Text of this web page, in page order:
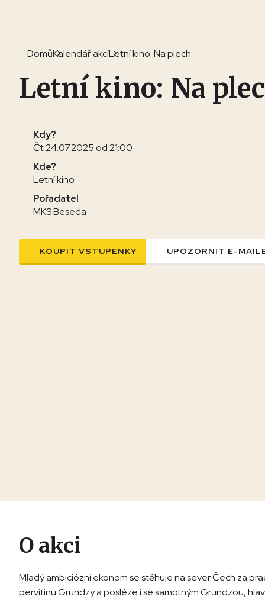
DomůKalendář akcíLetní kino: Na plech
Letní kino: Na
Kdy?
Čt 24.07.2025 od 21:00
Kde?
Letní kino
Pořadatel
MKS Beseda
KOUPIT VSTUPENKY UPOZORNIT E-
O akci
Mladý ambiciózní ekonom se stěhuje na sever Čech za
pervitinu Grundzy a posléze i se samotným Grundzou,